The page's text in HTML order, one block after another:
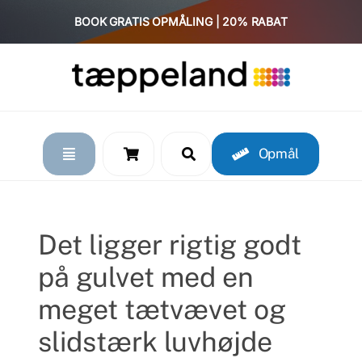
content
BOOK GRATIS OPMÅLING | 20% RABAT
Opmål
Det ligger rigtig godt
på gulvet med en
meget tætvævet og
slidstærk luvhøjde